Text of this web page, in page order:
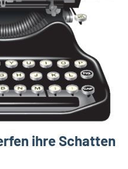
ihre Schatten